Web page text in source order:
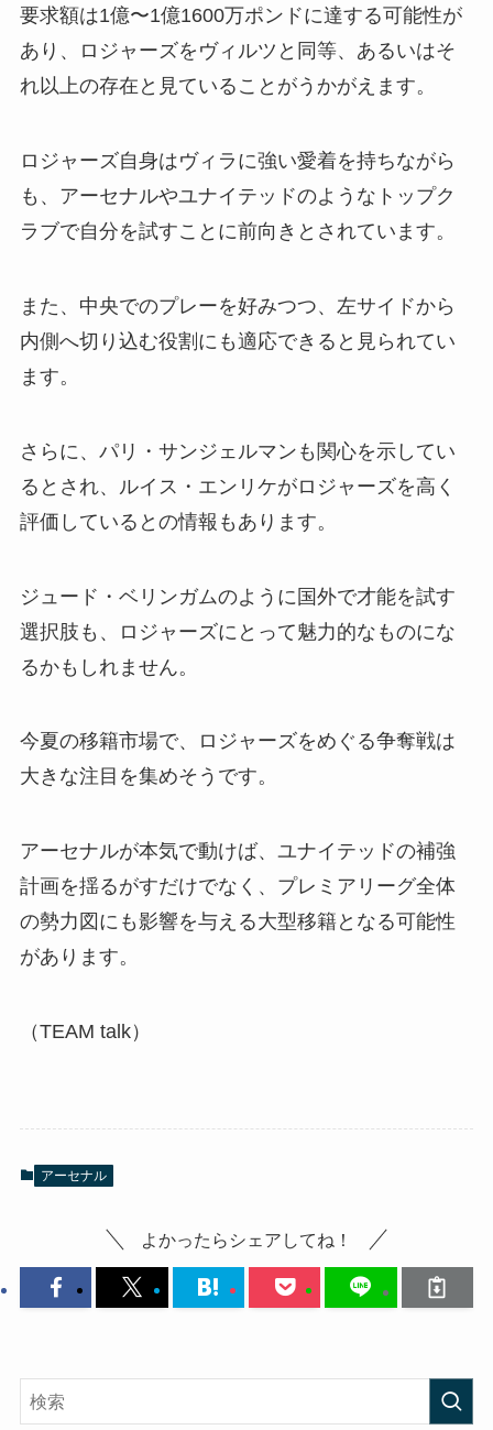
要求額は1億〜1億1600万ポンドに達する可能性が
あり、ロジャーズをヴィルツと同等、あるいはそ
れ以上の存在と見ていることがうかがえます。
ロジャーズ自身はヴィラに強い愛着を持ちながら
も、アーセナルやユナイテッドのようなトップク
ラブで自分を試すことに前向きとされています。
また、中央でのプレーを好みつつ、左サイドから
内側へ切り込む役割にも適応できると見られてい
ます。
さらに、パリ・サンジェルマンも関心を示してい
るとされ、ルイス・エンリケがロジャーズを高く
評価しているとの情報もあります。
ジュード・ベリンガムのように国外で才能を試す
選択肢も、ロジャーズにとって魅力的なものにな
るかもしれません。
今夏の移籍市場で、ロジャーズをめぐる争奪戦は
大きな注目を集めそうです。
アーセナルが本気で動けば、ユナイテッドの補強
計画を揺るがすだけでなく、プレミアリーグ全体
の勢力図にも影響を与える大型移籍となる可能性
があります。
（TEAM talk）
アーセナル
よかったらシェアしてね！